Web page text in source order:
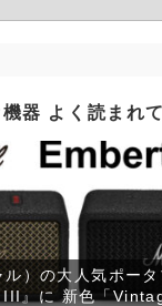
器 よく読まれ
）の大人気ポータ
』に 新色「